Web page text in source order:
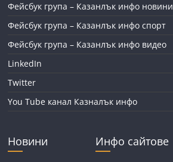
Фейсбук група – Казанлък инфо новини
Фейсбук група – Казанлък инфо спорт
Фейсбук група – Казанлък инфо видео
LinkedIn
Twitter
You Tube канал Казналък инфо
Новини Инфо сайтове